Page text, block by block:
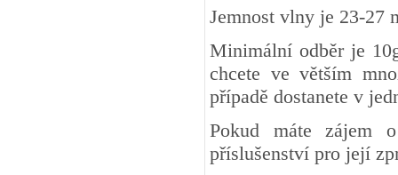
Jemnost vlny je 23-27
Minimální odběr je
chcete ve větším
případě dostanete v
Pokud máte zájem
příslušenství pro její